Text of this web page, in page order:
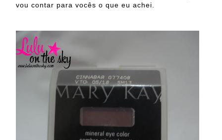
vou contar para vocês o que eu achei.